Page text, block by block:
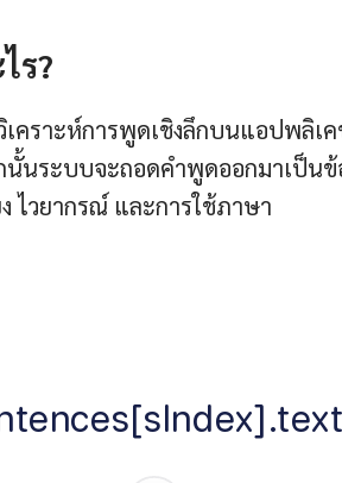
ร?
เคราะห์การพูดเชิงลึกบนแอปพลิเ
นระบบจะถอดคำพูดออกมาเป็นข้
ไวยากรณ์ และการใช้ภาษา